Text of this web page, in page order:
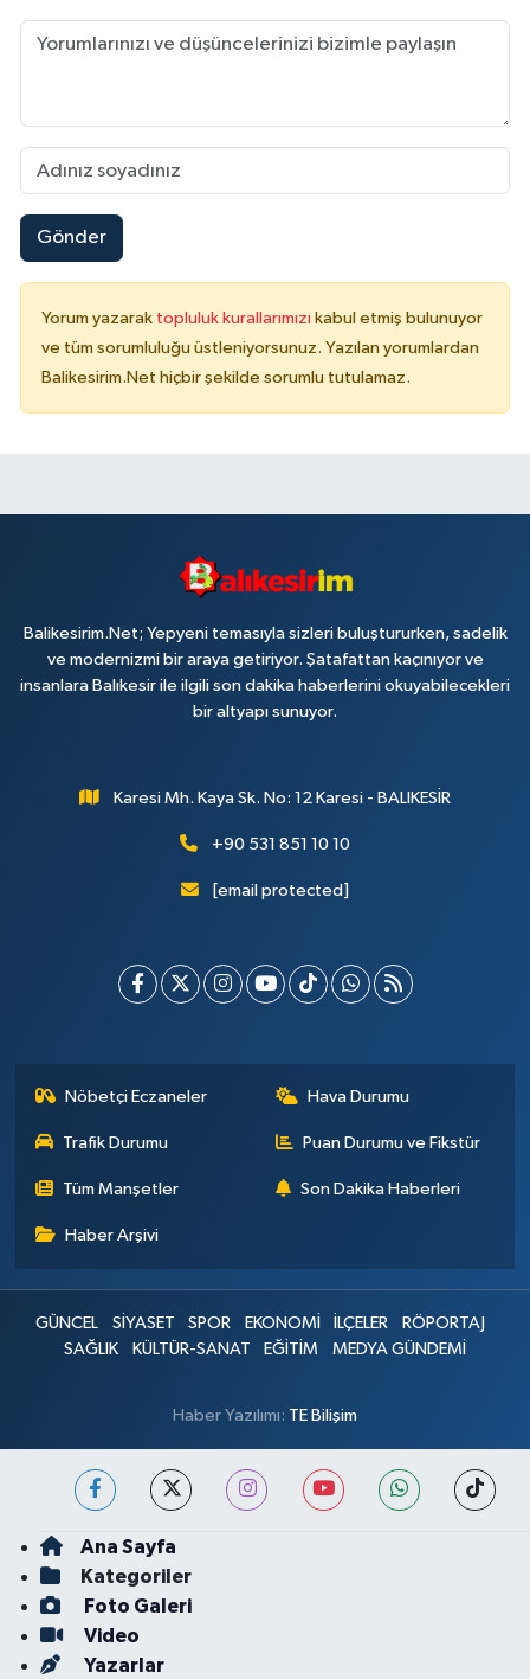
Gönder
Yorum yazarak topluluk kurallarımızı kabul etmiş bulunuyor
ve tüm sorumluluğu üstleniyorsunuz. Yazılan yorumlardan
Balikesirim.Net hiçbir şekilde sorumlu tutulamaz.
Balikesirim.Net; Yepyeni temasıyla sizleri buluştururken, sadelik
ve modernizmi bir araya getiriyor. Şatafattan kaçınıyor ve
insanlara Balıkesir ile ilgili son dakika haberlerini okuyabilecekleri
bir altyapı sunuyor.
Karesi Mh. Kaya Sk. No: 12 Karesi - BALIKESİR
+90 531 851 10 10
[email protected]
Nöbetçi Eczaneler Hava Durumu
Trafik Durumu Puan Durumu ve Fikstür
Tüm Manşetler Son Dakika Haberleri
Haber Arşivi
GÜNCEL SİYASET SPOR EKONOMİ İLÇELER
RÖPORTAJ
SAĞLIK
KÜLTÜR-SANAT EĞİTİM MEDYA GÜNDEMİ
Haber Yazılımı: TE Bilişim
Ana Sayfa
Kategoriler
Foto Galeri
Video
Yazarlar